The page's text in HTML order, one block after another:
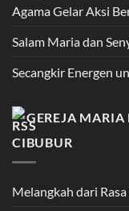
Agama Gelar Aksi
Salam Maria dan
Secangkir Energen
GEREJA
CIBUBUR
Melangkah dari